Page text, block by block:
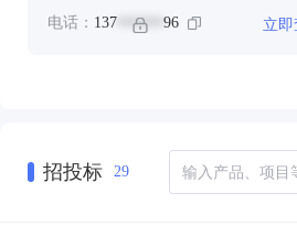
电话： 137 ****** 96 立
招投标 29